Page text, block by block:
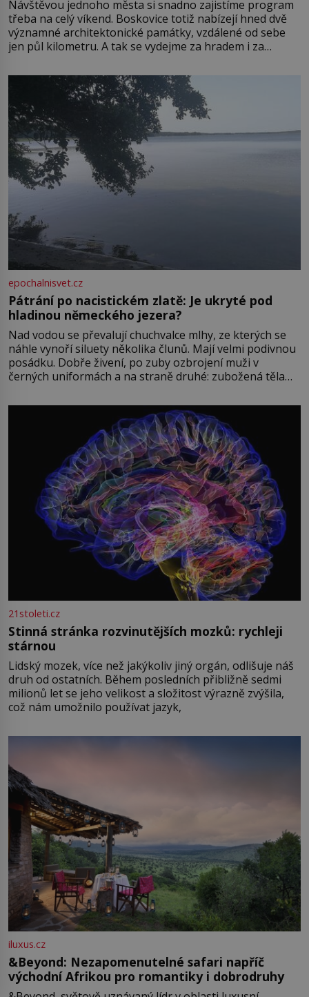
Návštěvou jednoho města si snadno zajistíme program
třeba na celý víkend. Boskovice totiž nabízejí hned dvě
významné architektonické památky, vzdálené od sebe
jen půl kilometru. A tak se vydejme za hradem i za
Boskovice na okraji Drahanské vrchoviny vznikla někdy
ve13. století, a už v roce 1313 kronikáři zaznamenali
epochalnisvet.cz
Pátrání po nacistickém zlatě: Je ukryté pod
hladinou německého jezera?
Nad vodou se převalují chuchvalce mlhy, ze kterých se
náhle vynoří siluety několika člunů. Mají velmi podivnou
posádku. Dobře živení, po zuby ozbrojení muži v
černých uniformách a na straně druhé: zubožená těla
přízračná scéna znamená? Je jaro roku 1945, druhá
světová válka se chýlí ke konci. Jezero Stolpsee
21stoleti.cz
Stinná stránka rozvinutějších mozků: rychleji
stárnou
Lidský mozek, více než jakýkoliv jiný orgán, odlišuje náš
druh od ostatních. Během posledních přibližně sedmi
milionů let se jeho velikost a složitost výrazně zvýšila,
což nám umožnilo používat jazyk,
iluxus.cz
&Beyond: Nezapomenutelné safari napříč
východní Afrikou pro romantiky i dobrodruhy